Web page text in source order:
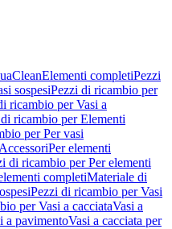
Elementi completiPezzi
sospesiPezzi di ricambio per
ricambio per Vasi a
ricambio per Elementi
per Per vasi
Per elementi
di ricambio per Per elementi
completiMateriale di
Pezzi di ricambio per Vasi
per Vasi a cacciataVasi a
a pavimentoVasi a cacciata per